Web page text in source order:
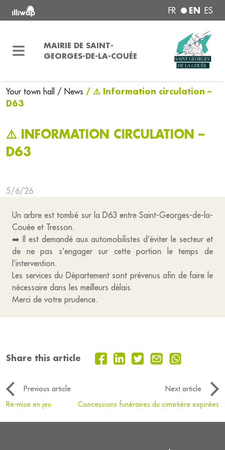
FR EN ES
MAIRIE DE SAINT-
GEORGES-DE-LA-COUÉE
Your town hall / News / ⚠️ Information circulation –
D63
⚠️ INFORMATION CIRCULATION –
D63
5/6/26
Un arbre est tombé sur la D63 entre Saint-Georges-de-la-
Couée et Tresson.
➡️ Il est demandé aux automobilistes d’éviter le secteur et
de ne pas s’engager sur cette portion le temps de
l’intervention.
Les services du Département sont prévenus afin de faire le
nécessaire dans les meilleurs délais.
Merci de votre prudence.
Share this article
Previous article
Next article
Re-mise en jeu
Concessions funéraires du cimetière expirées